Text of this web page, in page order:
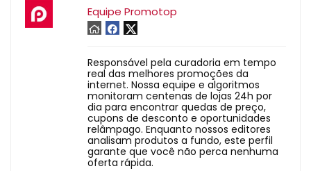
Equipe Promotop
Responsável pela curadoria em tempo
real das melhores promoções da
internet. Nossa equipe e algoritmos
monitoram centenas de lojas 24h por
dia para encontrar quedas de preço,
cupons de desconto e oportunidades
relâmpago. Enquanto nossos editores
analisam produtos a fundo, este perfil
garante que você não perca nenhuma
oferta rápida.